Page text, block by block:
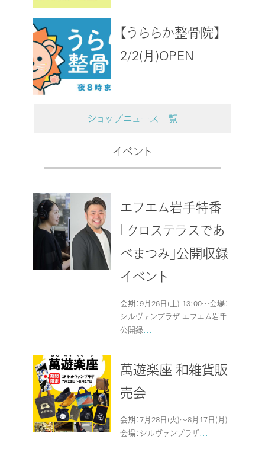
【うららか整骨院】
2/2(月)OPEN
ショップニュース一覧
イベント
エフエム岩手特番
「クロステラスであ
べまつみ」公開収録
イベント
会期：9月26日(土) 13:00～会場：
シルヴァンプラザ エフエム岩手
公開録...
萬遊楽座 和雑貨販
売会
会期：7月28日(火)～8月17日(月)
会場：シルヴァンプラザ...